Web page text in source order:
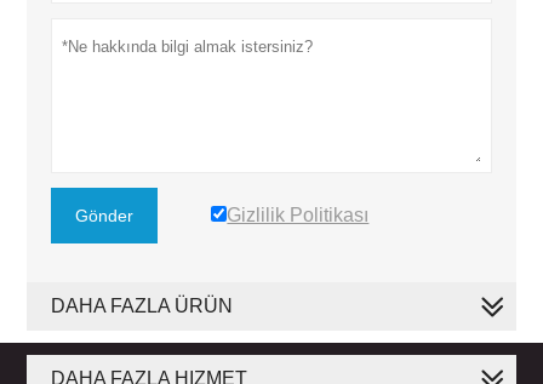
Gönder Gizlilik Politikası
DAHA FAZLA ÜRÜN
DAHA FAZLA HIZMET